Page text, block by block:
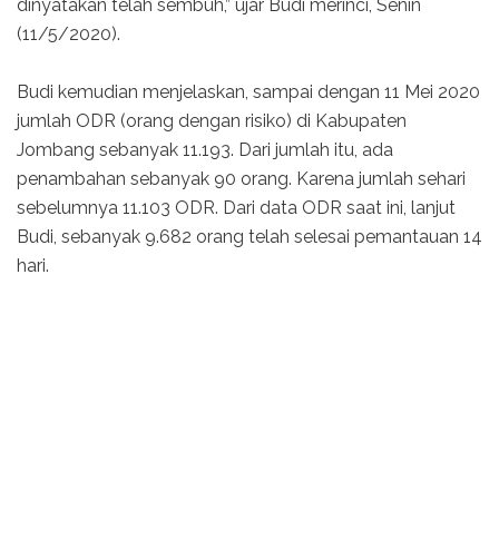
dinyatakan telah sembuh,” ujar Budi merinci, Senin
(11/5/2020).
Budi kemudian menjelaskan, sampai dengan 11 Mei 2020
jumlah ODR (orang dengan risiko) di Kabupaten
Jombang sebanyak 11.193. Dari jumlah itu, ada
penambahan sebanyak 90 orang. Karena jumlah sehari
sebelumnya 11.103 ODR. Dari data ODR saat ini, lanjut
Budi, sebanyak 9.682 orang telah selesai pemantauan 14
hari.